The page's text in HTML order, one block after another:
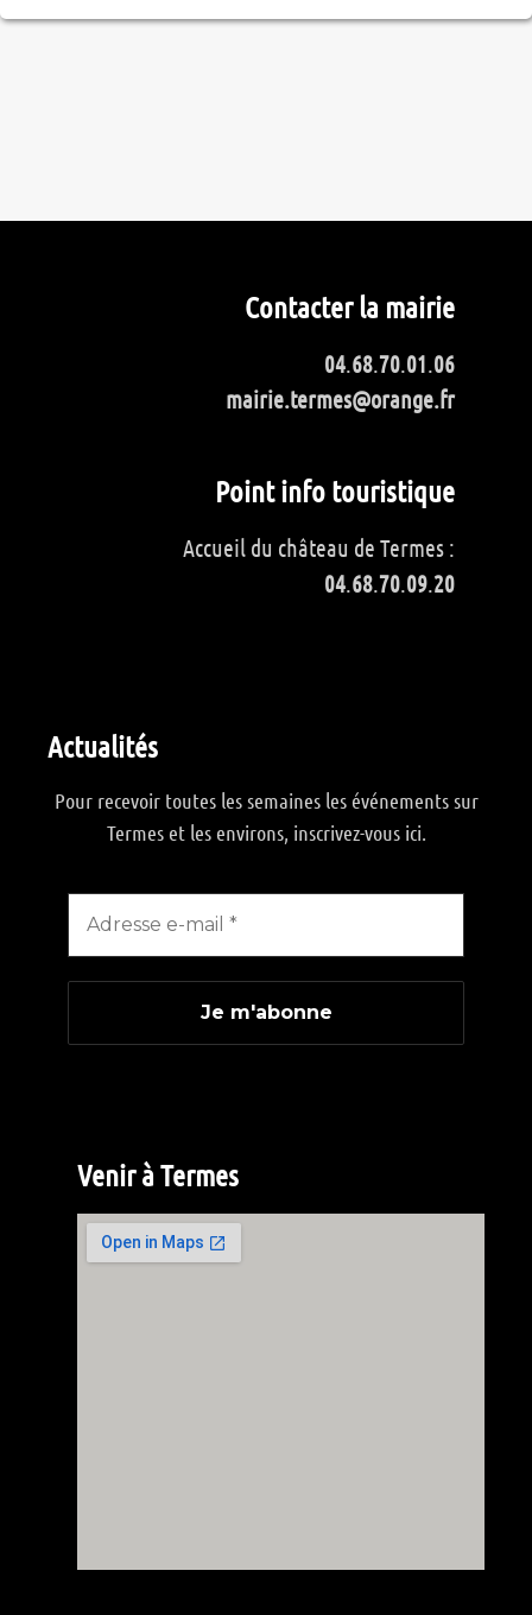
Contacter la mairie
04.68.70.01.06
mairie.termes@orange.fr
Point info touristique
Accueil du château de Termes :
04.68.70.09.20
Actualités
Pour recevoir toutes les semaines les événements sur
Termes et les environs, inscrivez-vous ici.
Venir à Termes